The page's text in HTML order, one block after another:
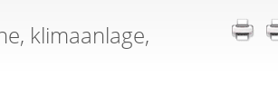
klimaanlage,